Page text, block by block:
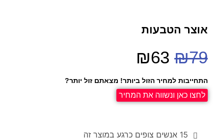
אוצר הטבעות
₪79
₪63
התחייבות למחיר הזול ביותר! מצאתם זול יותר?
לחצו כאן ונשווה את המחיר
15 אנשים צופים כרגע במוצר זה